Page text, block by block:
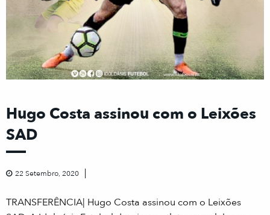
Hugo Costa assinou com o Leixões
SAD
22 Setembro, 2020
TRANSFERÊNCIA| Hugo Costa assinou com o Leixões